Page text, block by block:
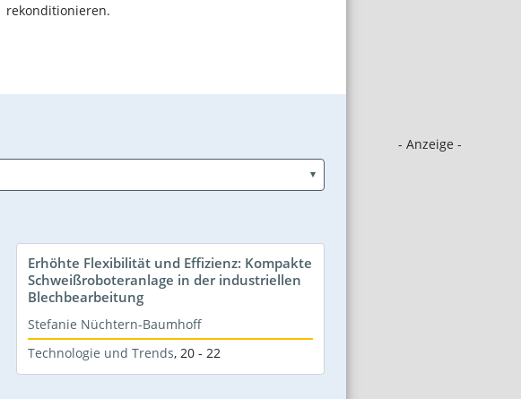
- Anzeige -
rekonditionieren.
Erhöhte Flexibilität und Effizienz: Kompakte
Schweißroboteranlage in der industriellen
Blechbearbeitung
Stefanie Nüchtern-Baumhoff
Technologie und Trends, 20 - 22